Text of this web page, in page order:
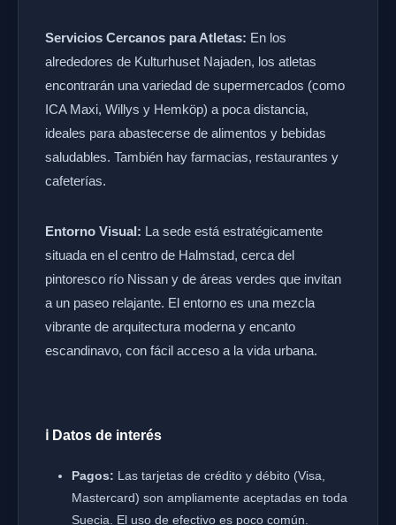
Servicios Cercanos para Atletas: En los
alrededores de Kulturhuset Najaden, los atletas
encontrarán una variedad de supermercados (como
ICA Maxi, Willys y Hemköp) a poca distancia,
ideales para abastecerse de alimentos y bebidas
saludables. También hay farmacias, restaurantes y
cafeterías.
Entorno Visual: La sede está estratégicamente
situada en el centro de Halmstad, cerca del
pintoresco río Nissan y de áreas verdes que invitan
a un paseo relajante. El entorno es una mezcla
vibrante de arquitectura moderna y encanto
escandinavo, con fácil acceso a la vida urbana.
ℹ️ Datos de interés
Pagos: Las tarjetas de crédito y débito (Visa,
Mastercard) son ampliamente aceptadas en toda
Suecia. El uso de efectivo es poco común.